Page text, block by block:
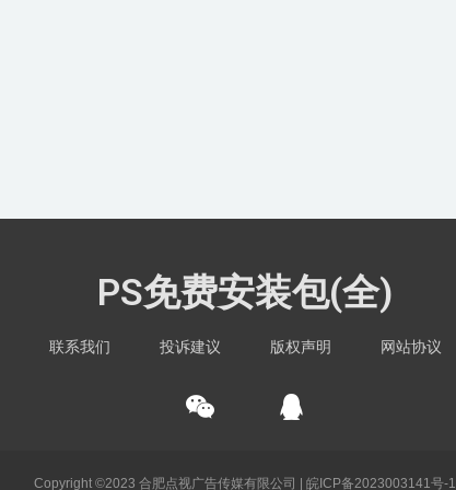
PS免费安装包(全)
联系我们 投诉建议 版权声明 网站协议
Copyright ©2023 合肥点视广告传媒有限公司 | 皖ICP备2023003141号-1